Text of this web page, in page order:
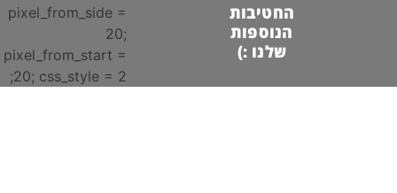
החטיבות
הנוספות
שלנו :)
pixel_from_side =
pixel_from_start =
20; css_style = 2;